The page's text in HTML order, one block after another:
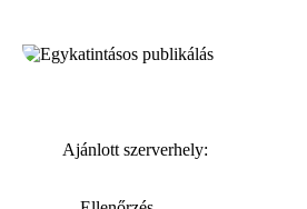
Ajánlott szerverhely: